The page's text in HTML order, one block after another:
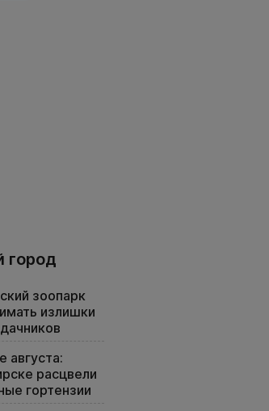
город
зоопарк
излишки
августа:
расцвели
гортензии